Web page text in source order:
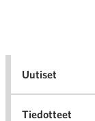
Uutiset
Tiedotteet